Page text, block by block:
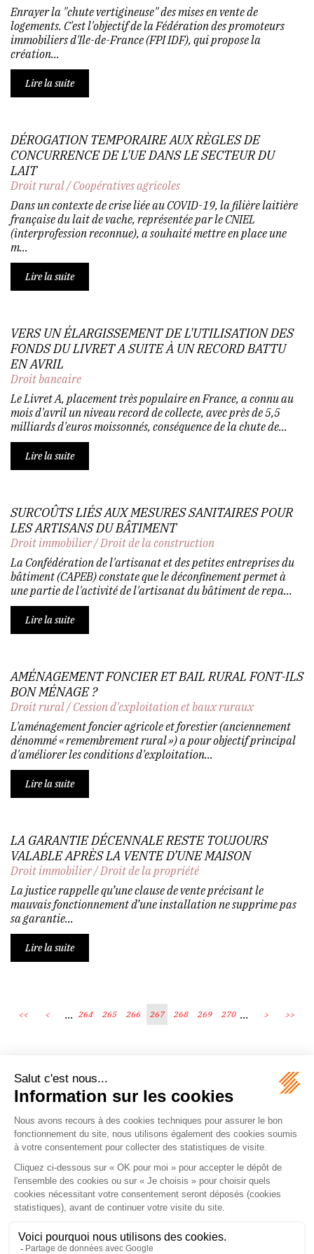
Enrayer la "chute vertigineuse" des mises en vente de
logements. C'est l'objectif de la Fédération des promoteurs
immobiliers d'Ile-de-France (FPI IDF), qui propose la
création...
Lire la suite
DÉROGATION TEMPORAIRE AUX RÈGLES DE
CONCURRENCE DE L'UE DANS LE SECTEUR DU
LAIT
Droit rural/Coopératives agricoles
Dans un contexte de crise liée au COVID-19, la filière laitière
française du lait de vache, représentée par le CNIEL
(interprofession reconnue), a souhaité mettre en place une
m...
Lire la suite
VERS UN ÉLARGISSEMENT DE L'UTILISATION DES
FONDS DU LIVRET A SUITE À UN RECORD BATTU
EN AVRIL
Droit bancaire
Le Livret A, placement très populaire en France, a connu au
mois d'avril un niveau record de collecte, avec près de 5,5
milliards d'euros moissonnés, conséquence de la chute de...
Lire la suite
SURCOÛTS LIÉS AUX MESURES SANITAIRES POUR
LES ARTISANS DU BÂTIMENT
Droit immobilier/Droit de la construction
La Confédération de l'artisanat et des petites entreprises du
bâtiment (CAPEB) constate que le déconfinement permet à
une partie de l'activité de l'artisanat du bâtiment de repa...
Lire la suite
AMÉNAGEMENT FONCIER ET BAIL RURAL FONT-ILS
BON MÉNAGE ?
Droit rural/Cession d'exploitation et baux ruraux
L'aménagement foncier agricole et forestier (anciennement
dénommé « remembrement rural ») a pour objectif principal
d'améliorer les conditions d'exploitation...
Lire la suite
LA GARANTIE DÉCENNALE RESTE TOUJOURS
VALABLE APRÈS LA VENTE D’UNE MAISON
Droit immobilier/Droit de la propriété
La justice rappelle qu’une clause de vente précisant le
mauvais fonctionnement d’une installation ne supprime pas
sa garantie...
Lire la suite
<< < ... 264 265 266 267 268 269 270 ... > >>
Écosystème
Carrières
Honoraires
Contacts
Mentions légales
Plan du site
Espace client